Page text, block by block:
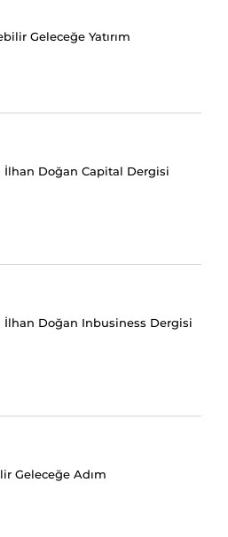
Geleceğe Yatırım
İlhan Doğan Capital Dergisi
İlhan Doğan Inbusiness Dergisi
Geleceğe Adım